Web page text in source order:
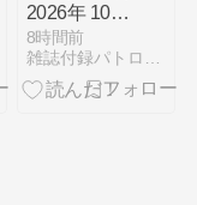
2026年 10・
11月号
8時間前
雑誌付録パトロール